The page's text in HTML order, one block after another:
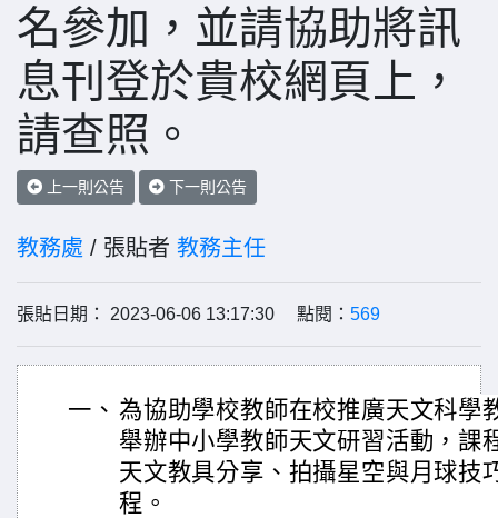
名參加，並請協助將訊
息刊登於貴校網頁上，
請查照。
上一則公告 下一則公告
教務處 / 張貼者 教務主任
張貼日期： 2023-06-06 13:17:30 點閱： 569
一、 為協助學校教師在校推廣天文科學
舉辦中小學教師天文研習活動，課
天文教具分享、拍攝星空與月球技
程。